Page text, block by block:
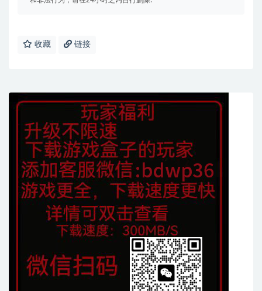
收藏 链接